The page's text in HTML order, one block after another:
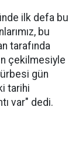
ilk defa bu
bu
tarafında
çekilmesiyle
gün
tarihi
var" dedi.